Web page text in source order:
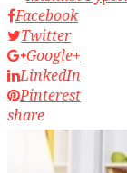
Facebook
Twitter
Google+
LinkedIn
Pinterest
share